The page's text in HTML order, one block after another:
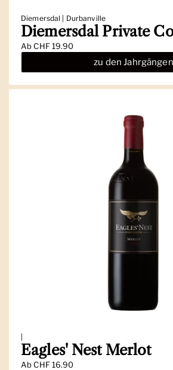
Diemersdal | Durbanville
Diemersdal Private
AbCHF 19.90
zu den Jahrgängen
|
Eagles' Nest Merlot
AbCHF 16.90